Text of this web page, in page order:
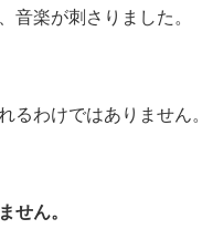
音楽が刺さりました。
るわけではありません。
せん。